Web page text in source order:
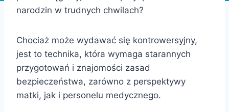
narodzin w trudnych chwilach?
Chociaż może wydawać się kontrowersyjny,
jest to technika, która wymaga starannych
przygotowań i znajomości zasad
bezpieczeństwa, zarówno z perspektywy
matki, jak i personelu medycznego.